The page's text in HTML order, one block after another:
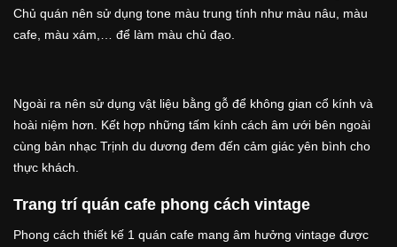
Chủ quán nên sử dụng tone màu trung tính như màu nâu, màu
cafe, màu xám,… để làm màu chủ đạo.
Ngoài ra nên sử dụng vật liệu bằng gỗ để không gian cổ kính và
hoài niệm hơn. Kết hợp những tấm kính cách âm ưới bên ngoài
cùng bản nhạc Trịnh du dương đem đến cảm giác yên bình cho
thực khách.
Trang trí quán cafe phong cách vintage
Phong cách thiết kế 1 quán cafe mang âm hưởng vintage được